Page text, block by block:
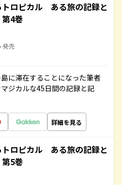
トロピカル ある旅の記録と
4巻
発売
に滞在することになった筆者
ジカルな45日間の記録と記
詳細を見る
トロピカル ある旅の記録と
5巻